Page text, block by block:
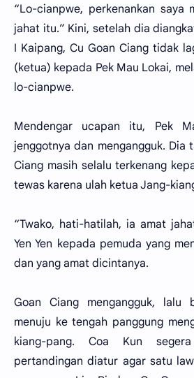
“Lo-cianpwe, perkenankan saya
jahat itu.” Kini, setelah dia
I Kaipang, Cu Goan Ciang tidak
(ketua) kepada Pek Mau Lokai,
lo-cianpwe.
Mendengar ucapan itu, Pek
jenggotnya dan mengangguk. Dia
Ciang masih selalu terkenang
tewas karena ulah ketua Jang-
“Twako, hati-hatilah, ia amat
Yen Yen kepada pemuda yang
dan yang amat dicintanya.
Goan Ciang mengangguk, lalu
menuju ke tengah panggung
kiang-pang. Coa Kun
pertandingan diatur agar satu